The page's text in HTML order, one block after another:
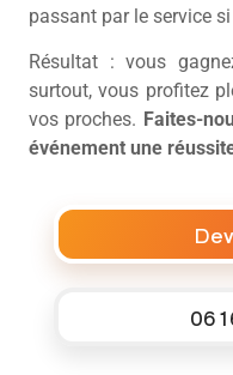
passant par le service
Résultat : vous
surtout, vous profitez
vos proches. Faites-
événement une
06